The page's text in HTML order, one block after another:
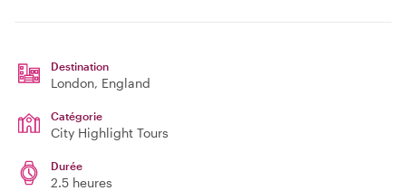
Destination
London, England
Catégorie
City Highlight Tours
Durée
2.5 heures